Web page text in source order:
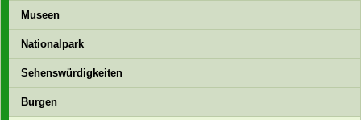
Museen
Nationalpark
Sehenswürdigkeiten
Burgen